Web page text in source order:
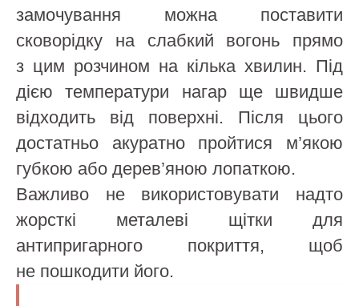
замочування можна поставити
сковорідку на слабкий вогонь прямо
з цим розчином на кілька хвилин. Під
дією температури нагар ще швидше
відходить від поверхні. Після цього
достатньо акуратно пройтися м’якою
губкою або дерев’яною лопаткою.
Важливо не використовувати надто
жорсткі металеві щітки для
антипригарного покриття, щоб
не пошкодити його.